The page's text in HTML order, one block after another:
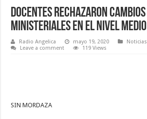
Docentes rechazaron cambios
ministeriales en el nivel medio
Radio Angelica mayo 19, 2020
Noticias
Leave a comment
119 Views
SIN MORDAZA